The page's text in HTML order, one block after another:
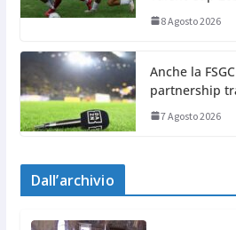
8 Agosto 2026
Anche la
partnership
7 Agosto 2026
Dall’archivio